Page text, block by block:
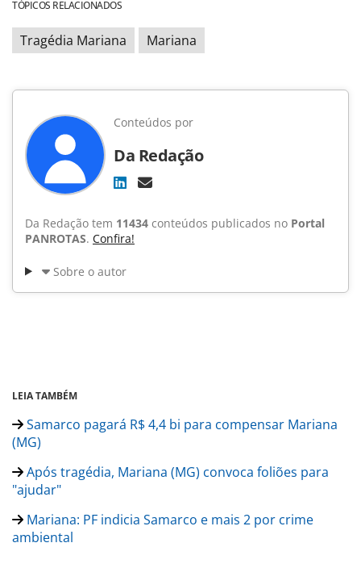
TÓPICOS RELACIONADOS
Tragédia Mariana Mariana
Conteúdos por
Da Redação
Da Redação tem 11434 conteúdos publicados no Portal
PANROTAS. Confira!
Sobre o autor
LEIA TAMBÉM
Samarco pagará R$ 4,4 bi para compensar Mariana
(MG)
Após tragédia, Mariana (MG) convoca foliões para
"ajudar"
Mariana: PF indicia Samarco e mais 2 por crime
ambiental